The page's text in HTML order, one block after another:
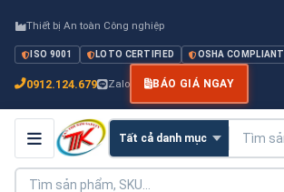
Thiết bị An toàn Công nghiệp
ISO 9001 LOTO CERTIFIED OSHA COMPLIANT
0912.124.679 Zalo BÁO GIÁ NGAY